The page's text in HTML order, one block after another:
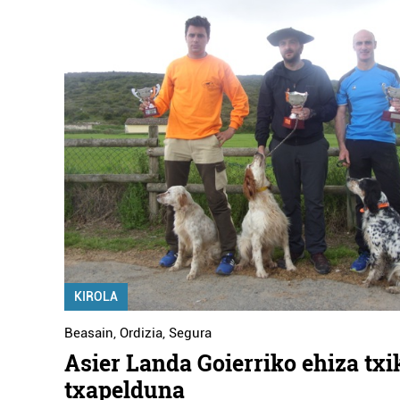
KIROLA
Beasain, Ordizia, Segura
Asier Landa Goierriko ehiza
txapelduna